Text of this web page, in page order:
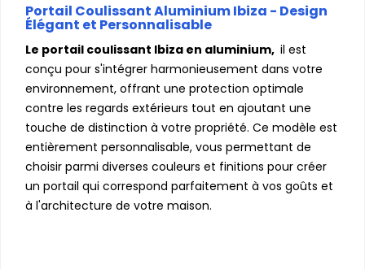
Portail Coulissant Aluminium Ibiza - Design
Élégant et Personnalisable
Le portail coulissant Ibiza en aluminium, il est
conçu pour s'intégrer harmonieusement dans votre
environnement, offrant une protection optimale
contre les regards extérieurs tout en ajoutant une
touche de distinction à votre propriété. Ce modèle est
entièrement personnalisable, vous permettant de
choisir parmi diverses couleurs et finitions pour créer
un portail qui correspond parfaitement à vos goûts et
à l'architecture de votre maison.